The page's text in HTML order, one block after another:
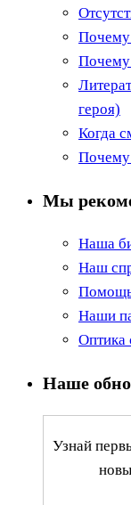
Почему
Почему
героя)
Когда
Почему
Мы
Наша
Наш
Наши
Оптика
Наше
Узнай